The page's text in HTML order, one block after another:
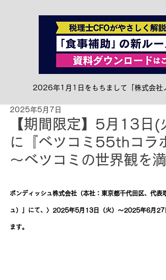
お知らせ&リリース 社食トピック
【期間限定】5月13日(
に『ベツコミ55thコ
～ベツコミの世界観を
2025年5月7日
ボンディッシュ株式会社（本社：東京都千代田区、代
ュ）」にて、〉2025年5月13日（火）〜2025年6月27
ます。
2026年1月1日をもちまして「株式会社